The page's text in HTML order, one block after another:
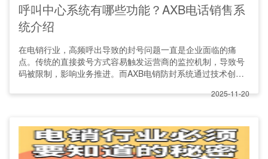
呼叫中心系统有哪些功能？AXB电话销售系
统介绍
在电销行业，高频呼出导致的封号问题一直是企业面临的痛
点。传统的直接拨号方式容易触发运营商的监控机制，导致号
码被限制，影响业务推进。而AXB电销防封系统通过技术创
2025-11-20